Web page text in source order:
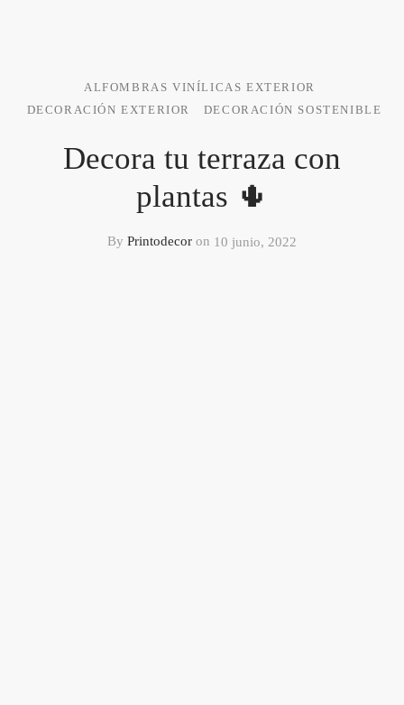
ALFOMBRAS VINÍLICAS EXTERIOR
DECORACIÓN EXTERIOR
DECORACIÓN SOSTENIBLE
Decora tu terraza con
plantas 🌵
By Printodecor on 10 junio, 2022